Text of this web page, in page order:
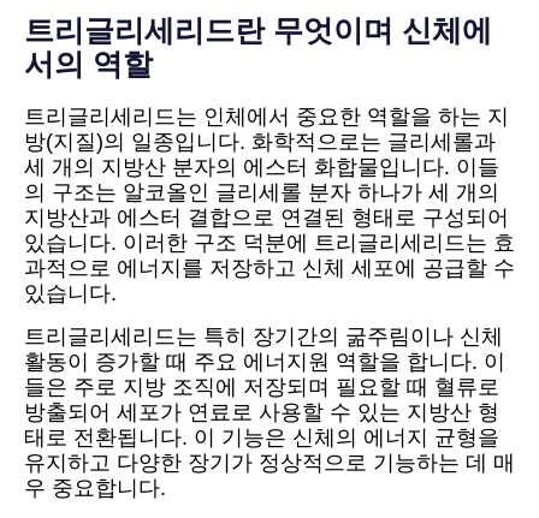
트리글리세리드란 무엇이며 신체에
서의 역할
트리글리세리드는 인체에서 중요한 역할을 하는 지
방(지질)의 일종입니다. 화학적으로는 글리세롤과
세 개의 지방산 분자의 에스터 화합물입니다. 이들
의 구조는 알코올인 글리세롤 분자 하나가 세 개의
지방산과 에스터 결합으로 연결된 형태로 구성되어
있습니다. 이러한 구조 덕분에 트리글리세리드는 효
과적으로 에너지를 저장하고 신체 세포에 공급할 수
있습니다.
트리글리세리드는 특히 장기간의 굶주림이나 신체
활동이 증가할 때 주요 에너지원 역할을 합니다. 이
들은 주로 지방 조직에 저장되며 필요할 때 혈류로
방출되어 세포가 연료로 사용할 수 있는 지방산 형
태로 전환됩니다. 이 기능은 신체의 에너지 균형을
유지하고 다양한 장기가 정상적으로 기능하는 데 매
우 중요합니다.